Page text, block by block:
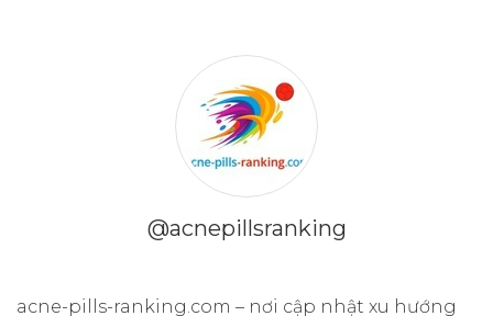
@acnepillsranking
acne-pills-ranking.com – nơi cập nhật xu hướng